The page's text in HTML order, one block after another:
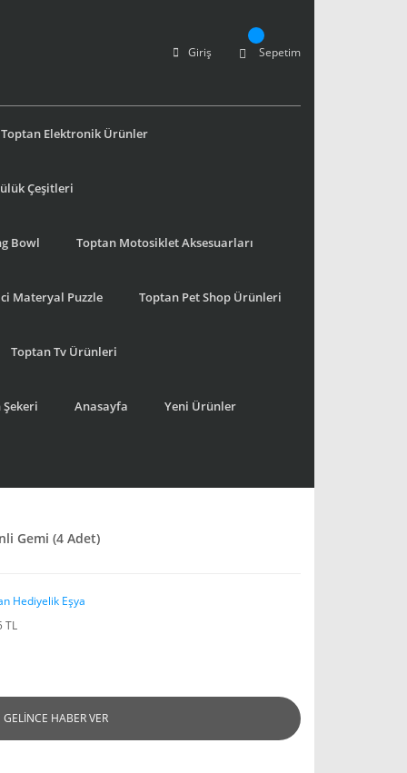
Giriş Sepetim
Toptan Elektronik Ürünler
Çeşitleri
Bowl Toptan Motosiklet Aksesuarları
Materyal Puzzle Toptan Pet Shop Ürünleri
Toptan Tv Ürünleri
Anasayfa Yeni Ürünler
Gemi (4 Adet)
Hediyelik Eşya
TL
GELİNCE HABER VER